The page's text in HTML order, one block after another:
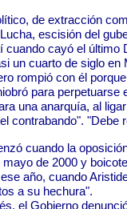
de extracción
escisión del
cuando cayó el último
un cuarto de siglo
rompió con él
para perpetuarse
una anarquía, al
contrabando". "Debe
cuando la
mayo de 2000 y
año, cuando
a su hechura".
el Gobierno